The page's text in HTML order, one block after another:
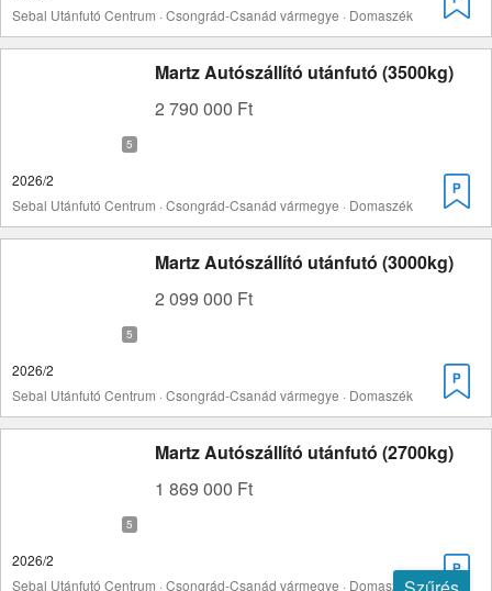
Sebal Utánfutó Centrum · Csongrád-Csanád vármegye · Domaszék
Martz Autószállító utánfutó (3500kg)
2 790 000 Ft
2026/2
Sebal Utánfutó Centrum · Csongrád-Csanád vármegye · Domaszék
Martz Autószállító utánfutó (3000kg)
2 099 000 Ft
2026/2
Sebal Utánfutó Centrum · Csongrád-Csanád vármegye · Domaszék
Martz Autószállító utánfutó (2700kg)
1 869 000 Ft
2026/2
Sebal Utánfutó Centrum · Csongrád-Csanád vármegye · Domaszék